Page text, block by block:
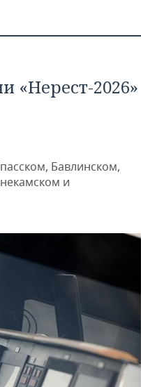
«Нерест-2026»
Бавлинском,
и